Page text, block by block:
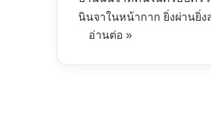
นินจาในหน้ากาก ยิ่งผ่านยิ่ง
อ่านต่อ »